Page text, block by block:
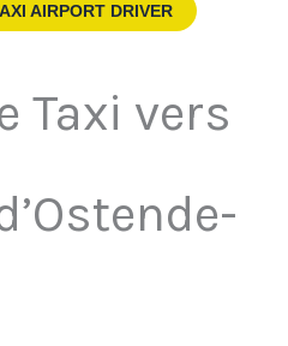
AIRPORT DRIVER
Taxi vers